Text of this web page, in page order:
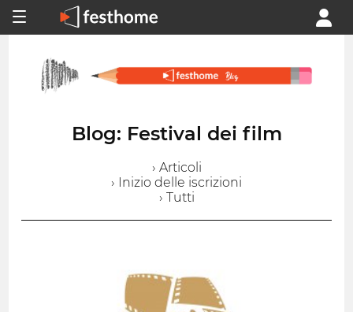
Blog: Festival dei film
› Articoli
› Inizio delle iscrizioni
› Tutti